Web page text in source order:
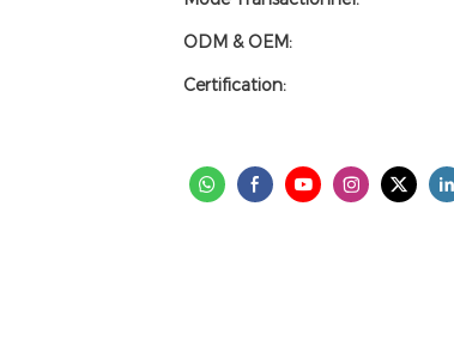
ODM & OEM:
Certification: